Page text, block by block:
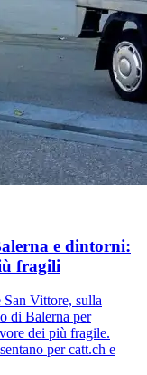
e dintorni:
fragili
Vittore, sulla
di Balerna per
dei più fragile.
per catt.ch e